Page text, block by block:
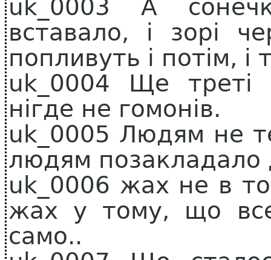
uk_0003 А
вставало, і зорі
попливуть і потім, і
uk_0004 Ще треті
нігде не гомонів.
uk_0005 Людям не
людям позакладало
uk_0006 жах не в
жах у тому, що
само..